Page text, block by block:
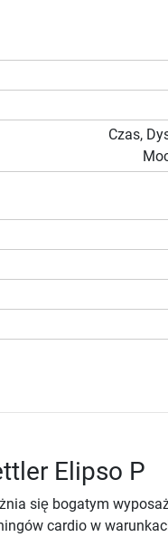
Czas,
Elipso P
się bogatym
cardio w